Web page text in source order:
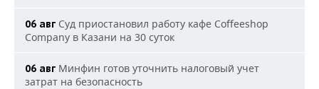
06 авг Суд приостановил работу кафе Coffeeshop
Company в Казани на 30 суток
06 авг Минфин готов уточнить налоговый учет
затрат на безопасность